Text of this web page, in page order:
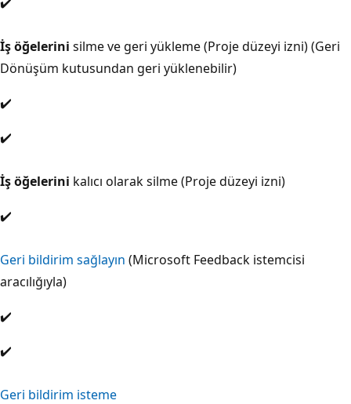
İş öğelerini silme ve geri yükleme (Proje düzeyi izni) (Geri
Dönüşüm kutusundan geri yüklenebilir)
✔️
✔️
İş öğelerini kalıcı olarak silme (Proje düzeyi izni)
✔️
Geri bildirim sağlayın (Microsoft Feedback istemcisi
aracılığıyla)
✔️
✔️
Geri bildirim isteme